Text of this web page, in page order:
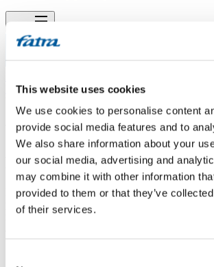
This website uses cookies
We use cookies to personalise content
provide social media features and to
We also share information about your
our social media, advertising and
may combine it with other information
provided to them or that they’ve
of their services.
Dotazy
Vinil na plovoucku
Dotaz
Dobry den, je mozne vinylovou podlahu
plovouci ?. Pod plovouckou mam 8 mm miralon
narovnosti a plovoucka je vyrovnana ale nevim